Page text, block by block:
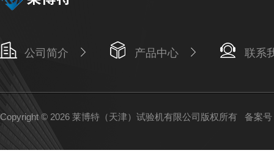
公司简介 产品中心 联系
Copyright © 2026 莱博特（天津）试验机有限公司版权所有 备案号